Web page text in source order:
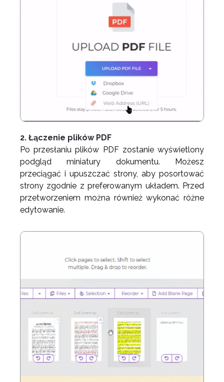
2. Łączenie plików PDF
Po przesłaniu plików PDF zostanie wyświetlony
podgląd miniatury dokumentu. Możesz
przeciągać i upuszczać strony, aby posortować
strony zgodnie z preferowanym układem. Przed
przetworzeniem można również wykonać różne
edytowanie.